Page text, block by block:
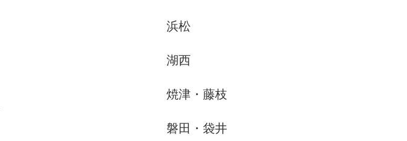
浜松
湖西
焼津・藤枝
磐田・袋井